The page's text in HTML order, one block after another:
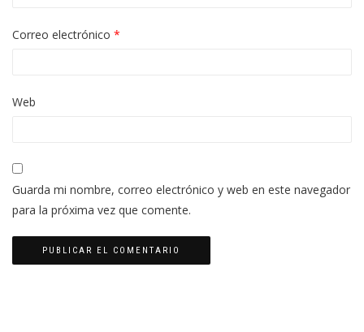
Correo electrónico *
Web
Guarda mi nombre, correo electrónico y web en este navegador
para la próxima vez que comente.